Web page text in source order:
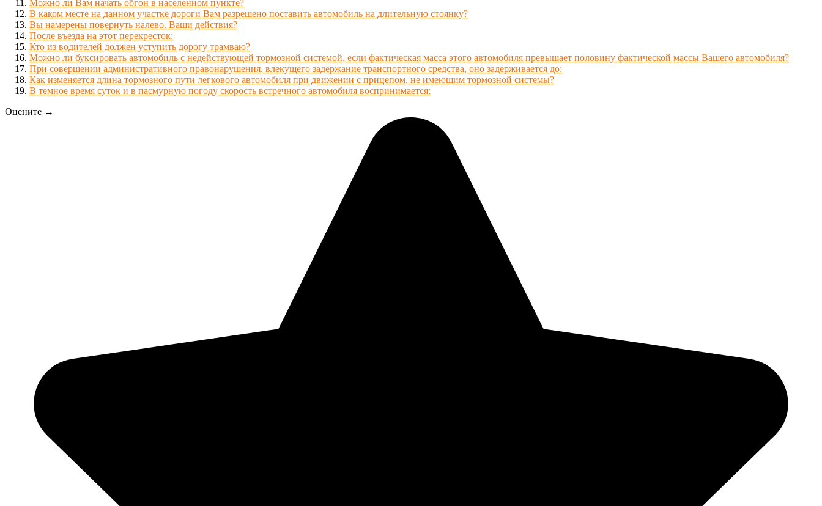
Можно ли Вам начать обгон в населенном пункте?
В каком месте на данном участке дороги Вам разрешено поставить автомобиль на длительную стоянку?
Вы намерены повернуть налево. Ваши действия?
После въезда на этот перекресток:
Кто из водителей должен уступить дорогу трамваю?
Можно ли буксировать автомобиль с недействующей тормозной системой, если фактическая масса этого автомобиля превышает половину фактической массы Вашего автомобиля?
При совершении административного правонарушения, влекущего задержание транспортного средства, оно задерживается до:
Как изменяется длина тормозного пути легкового автомобиля при движении с прицепом, не имеющим тормозной системы?
В темное время суток и в пасмурную погоду скорость встречного автомобиля воспринимается:
Оцените →